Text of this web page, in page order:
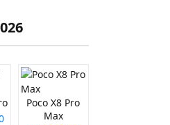
Poco X8 Pro
Max